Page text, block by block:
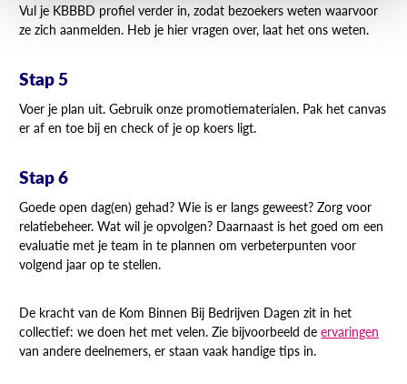
Vul je KBBBD profiel verder in, zodat bezoekers weten waarvoor
ze zich aanmelden. Heb je hier vragen over, laat het ons weten.
Stap 5
Voer je plan uit. Gebruik onze promotiematerialen. Pak het canvas
er af en toe bij en check of je op koers ligt.
Stap 6
Goede open dag(en) gehad? Wie is er langs geweest? Zorg voor
relatiebeheer. Wat wil je opvolgen? Daarnaast is het goed om een
evaluatie met je team in te plannen om verbeterpunten voor
volgend jaar op te stellen.
De kracht van de Kom Binnen Bij Bedrijven Dagen zit in het
collectief: we doen het met velen. Zie bijvoorbeeld deervaringen
van andere deelnemers, er staan vaak handige tips in.